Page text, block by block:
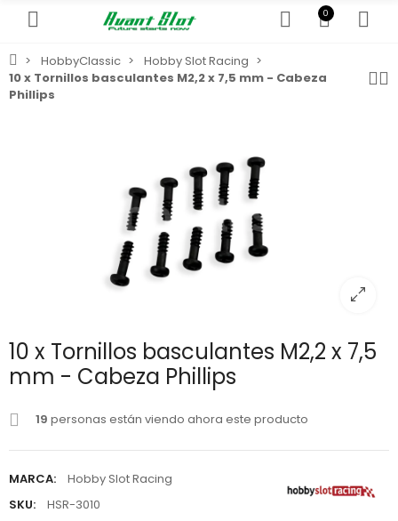
0
HobbyClassic
Hobby Slot Racing
10 x Tornillos basculantes M2,2 x 7,5 mm - Cabeza
Phillips
10 x Tornillos basculantes M2,2 x 7,5
mm - Cabeza Phillips
19 personas están viendo ahora este producto
MARCA:
Hobby Slot Racing
SKU:
HSR-3010